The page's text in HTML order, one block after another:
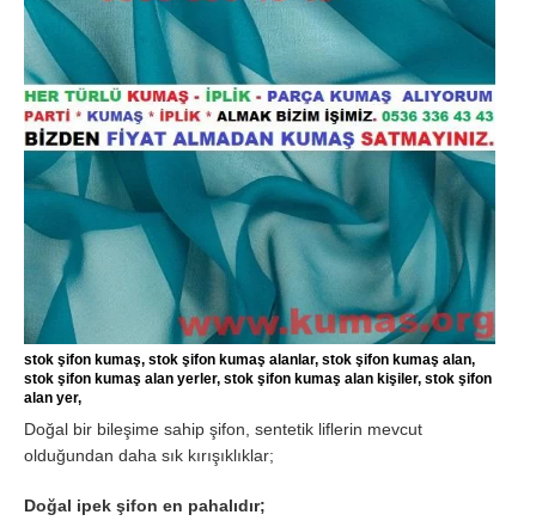
stok şifon kumaş, stok şifon kumaş alanlar, stok şifon kumaş alan,
stok şifon kumaş alan yerler, stok şifon kumaş alan kişiler, stok şifon
alan yer,
Doğal bir bileşime sahip şifon, sentetik liflerin mevcut
olduğundan daha sık kırışıklıklar;
Doğal ipek şifon en pahalıdır;